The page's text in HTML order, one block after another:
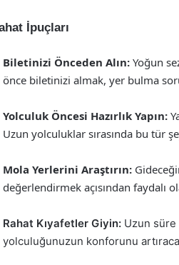
İpuçları
Biletinizi Önceden Alın: Yoğun
önce biletinizi almak, yer bulma
Yolculuk Öncesi Hazırlık Yapın:
Uzun yolculuklar sırasında bu tür
Mola Yerlerini Araştırın:
değerlendirmek açısından faydalı
Rahat Kıyafetler Giyin: Uzun süre
yolculuğunuzun konforunu